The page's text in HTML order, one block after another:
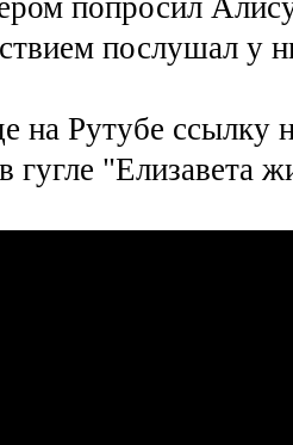
послушал у
на Рутубе ссылку
гугле "Елизавета